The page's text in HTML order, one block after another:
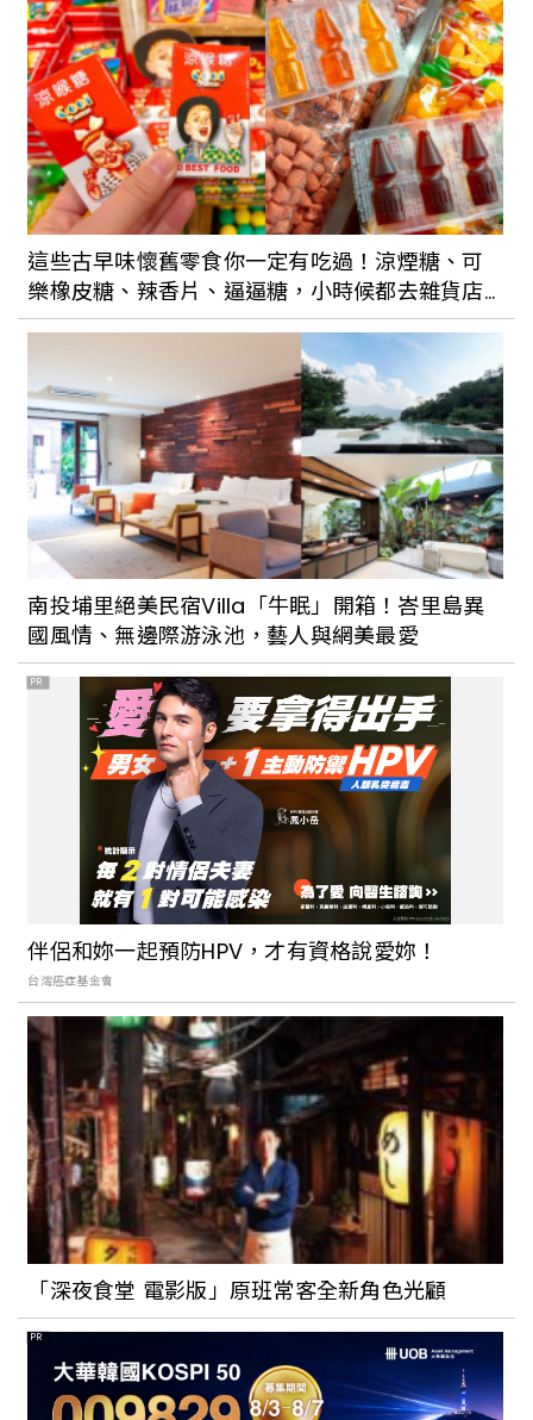
被循環設計耽誤的發電廠：台電文創 5 款
兼具實用性、設計感的環保文創產品
世界地球日，用行動呵護屬於我們的地球
這些古早味懷舊零食你一定有吃過！涼煙糖、可
樂橡皮糖、辣香片、逼逼糖，小時候都去雜貨店
買這些
南投埔里絕美民宿Villa「牛眠」開箱！峇里島異
國風情、無邊際游泳池，藝人與網美最愛
PR
伴侶和妳一起預防HPV，才有資格說愛妳！
台灣癌症基金會
「深夜食堂 電影版」原班常客全新角色光顧
PR